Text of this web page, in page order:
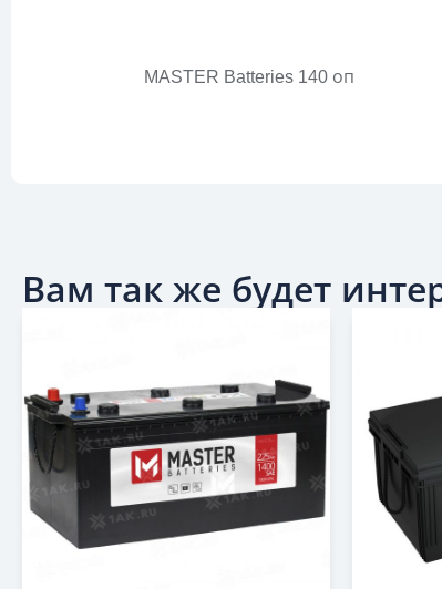
MASTER Batteries 140 оп
Вам так же будет